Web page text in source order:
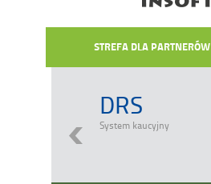
STREFA DLA PARTNERÓW
DRS
System kaucyjny